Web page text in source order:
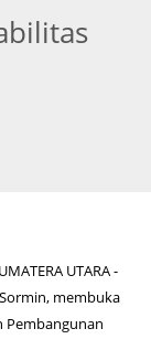
UTARA -
membuka
Pembangunan